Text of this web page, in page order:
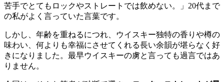
苦手でとてもロックやストレートでは飲めない。」20代まで
の私がよく言っていた言葉です。
しかし、年齢を重ねるにつれ、ウイスキー独特の香りや樽の
味わい、何よりも幸福にさせてくれる長い余韻が堪らなく好
きになりました。最早ウイスキーの虜と言っても過言ではあ
りません。